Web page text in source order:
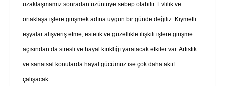
uzaklaşmamız sonradan üzüntüye sebep olabilir. Evlilik ve
ortaklaşa işlere girişmek adına uygun bir günde değiliz. Kıymetli
eşyalar alışveriş etme, estetik ve güzellikle ilişkili işlere girişme
açısından da stresli ve hayal kırıklığı yaratacak etkiler var. Artistik
ve sanatsal konularda hayal gücümüz ise çok daha aktif
çalışacak.